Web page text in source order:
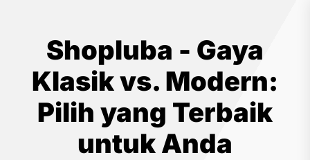
Shopluba - Gaya
Klasik vs. Modern:
Pilih yang Terbaik
untuk Anda